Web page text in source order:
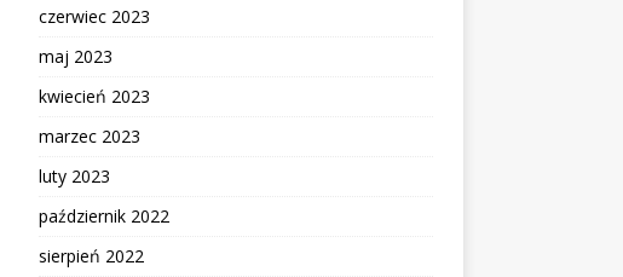
czerwiec 2023
maj 2023
kwiecień 2023
marzec 2023
luty 2023
październik 2022
sierpień 2022